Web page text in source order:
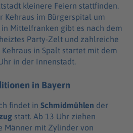
kleinere Feiern stattfinden.
Kehraus im Bürgerspital um
in Mittelfranken gibt es nach dem
Party-Zelt und zahlreiche
in Spalt startet mit dem
in der Innenstadt.
in Bayern
findet in Schmidmühlen der
statt. Ab 13 Uhr ziehen
Männer mit Zylinder von